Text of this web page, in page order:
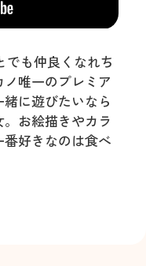
でも仲良くなれち
唯一のプレミア
に遊びたいなら
お絵描きやカラ
好きなのは食べ